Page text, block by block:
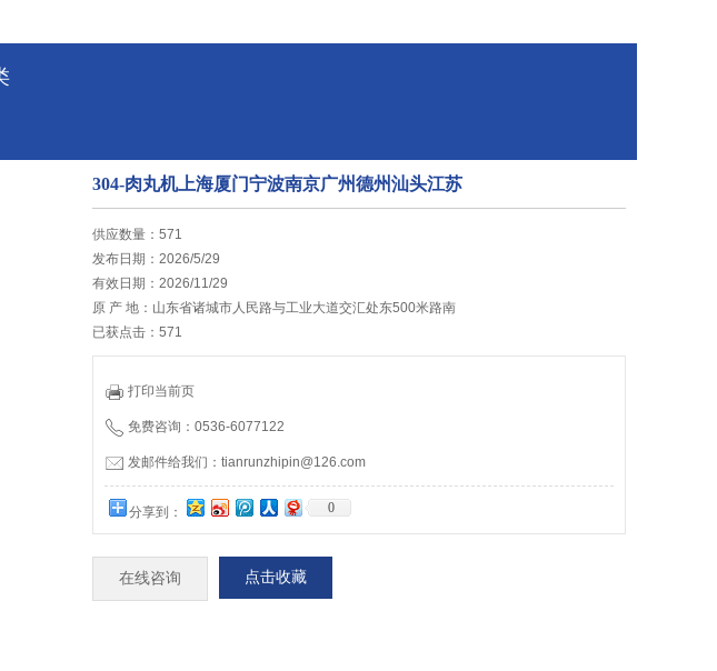
304-肉丸机上海厦门宁波南京广州德州汕头江苏
供应数量：571
发布日期：2026/5/29
有效日期：2026/11/29
原 产 地：山东省诸城市人民路与工业大道交汇处东500米路南
已获点击：571
打印当前页
免费咨询：0536-6077122
发邮件给我们：tianrunzhipin@126.com
分享到： 0
在线咨询 点击收藏